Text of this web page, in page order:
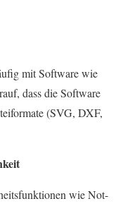
mit Software wie
dass die Software
(SVG, DXF,
wie Not-